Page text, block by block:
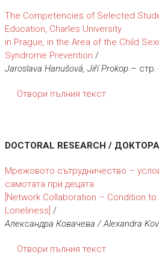
The Competencies of Selected
Education, Charles University
in Prague, in the Area of the Child
Syndrome Prevention /
Jaroslava Hanušová, Jiří Prokop– стр.
Отвори пълния текст
DOCTORAL RESEARCH /
Мрежовото сътрудничество –
самотата при децата
[Network Collaboration – Condition to
Loneliness] /
Александра Ковачева / Alexandra
Отвори пълния текст